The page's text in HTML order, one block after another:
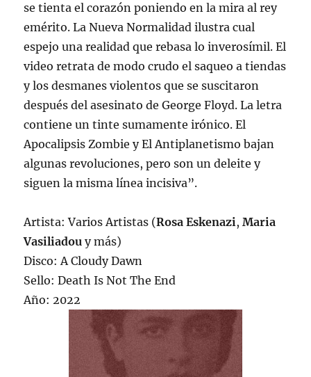
se tienta el corazón poniendo en la mira al rey
emérito. La Nueva Normalidad ilustra cual
espejo una realidad que rebasa lo inverosímil. El
video retrata de modo crudo el saqueo a tiendas
y los desmanes violentos que se suscitaron
después del asesinato de George Floyd. La letra
contiene un tinte sumamente irónico. El
Apocalipsis Zombie y El Antiplanetismo bajan
algunas revoluciones, pero son un deleite y
siguen la misma línea incisiva”.
Artista: Varios Artistas (Rosa Eskenazi,Maria
Vasiliadouy más)
Disco: A Cloudy Dawn
Sello: Death Is Not The End
Año: 2022